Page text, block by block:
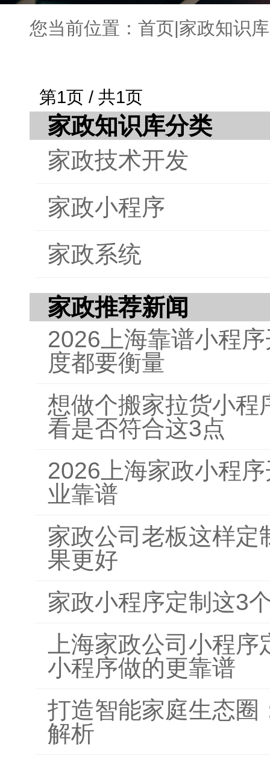
您当前位置： 首页|家政知识库
第1页 / 共1页
家政知识库分类
家政技术开发
家政小程序
家政系统
家政推荐新闻
2026上海靠谱小程
度都要衡量
想做个搬家拉货小程
看是否符合这3点
2026上海家政小程
业靠谱
家政公司老板这样定
果更好
家政小程序定制这3
上海家政公司小程
小程序做的更靠谱
打造智能家庭生态圈
解析